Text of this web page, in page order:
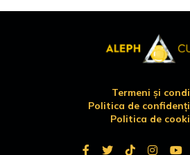
Termeni și
Politica de
Politica de